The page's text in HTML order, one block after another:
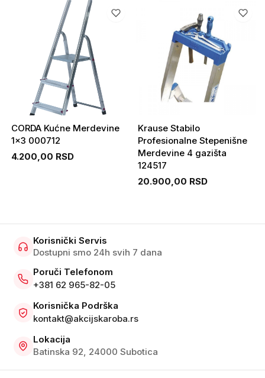
CORDA Kućne Merdevine
1x3 000712
4.200,00 RSD
Krause Stabilo
Profesionalne Stepenišne
Merdevine 4 gazišta
124517
20.900,00 RSD
Korisnički Servis
Dostupni smo 24h svih 7 dana
Poruči Telefonom
+381 62 965-82-05
Korisnička Podrška
kontakt@akcijskaroba.rs
Lokacija
Batinska 92, 24000 Subotica